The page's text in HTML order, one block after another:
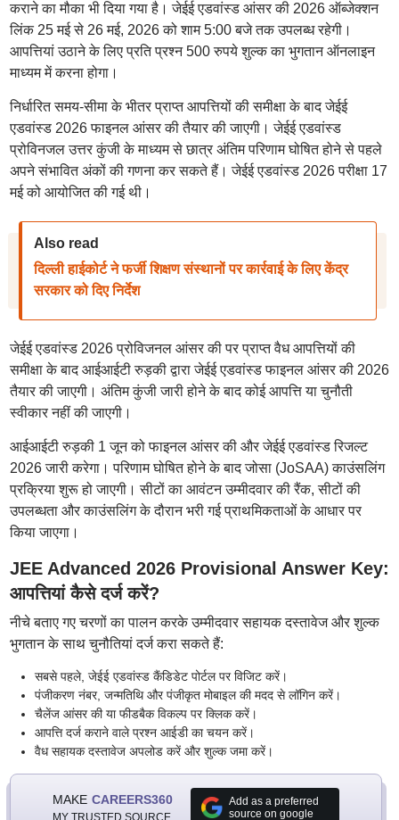
कराने का मौका भी दिया गया है। जेईई एडवांस्ड आंसर की 2026 ऑब्जेक्शन
लिंक 25 मई से 26 मई, 2026 को शाम 5:00 बजे तक उपलब्ध रहेगी।
आपत्तियां उठाने के लिए प्रति प्रश्न 500 रुपये शुल्क का भुगतान ऑनलाइन
माध्यम में करना होगा।
निर्धारित समय-सीमा के भीतर प्राप्त आपत्तियों की समीक्षा के बाद जेईई
एडवांस्ड 2026 फाइनल आंसर की तैयार की जाएगी। जेईई एडवांस्ड
प्रोविनजल उत्तर कुंजी के माध्यम से छात्र अंतिम परिणाम घोषित होने से पहले
अपने संभावित अंकों की गणना कर सकते हैं। जेईई एडवांस्ड 2026 परीक्षा 17
मई को आयोजित की गई थी।
Also read
दिल्ली हाईकोर्ट ने फर्जी शिक्षण संस्थानों पर कार्रवाई के लिए केंद्र
सरकार को दिए निर्देश
जेईई एडवांस्ड 2026 प्रोविजनल आंसर की पर प्राप्त वैध आपत्तियों की
समीक्षा के बाद आईआईटी रुड़की द्वारा जेईई एडवांस्ड फाइनल आंसर की 2026
तैयार की जाएगी। अंतिम कुंजी जारी होने के बाद कोई आपत्ति या चुनौती
स्वीकार नहीं की जाएगी।
आईआईटी रुड़की 1 जून को फाइनल आंसर की और जेईई एडवांस्ड रिजल्ट
2026 जारी करेगा। परिणाम घोषित होने के बाद जोसा (JoSAA) काउंसलिंग
प्रक्रिया शुरू हो जाएगी। सीटों का आवंटन उम्मीदवार की रैंक, सीटों की
उपलब्धता और काउंसलिंग के दौरान भरी गई प्राथमिकताओं के आधार पर
किया जाएगा।
JEE Advanced 2026 Provisional Answer Key:
आपत्तियां कैसे दर्ज करें?
नीचे बताए गए चरणों का पालन करके उम्मीदवार सहायक दस्तावेज और शुल्क
भुगतान के साथ चुनौतियां दर्ज करा सकते हैं:
सबसे पहले, जेईई एडवांस्ड कैंडिडेट पोर्टल पर विजिट करें।
पंजीकरण नंबर, जन्मतिथि और पंजीकृत मोबाइल की मदद से लॉगिन करें।
चैलेंज आंसर की या फीडबैक विकल्प पर क्लिक करें।
आपत्ति दर्ज कराने वाले प्रश्न आईडी का चयन करें।
वैध सहायक दस्तावेज अपलोड करें और शुल्क जमा करें।
MAKE CAREERS360
MY TRUSTED SOURCE
Add as a preferred
source on google